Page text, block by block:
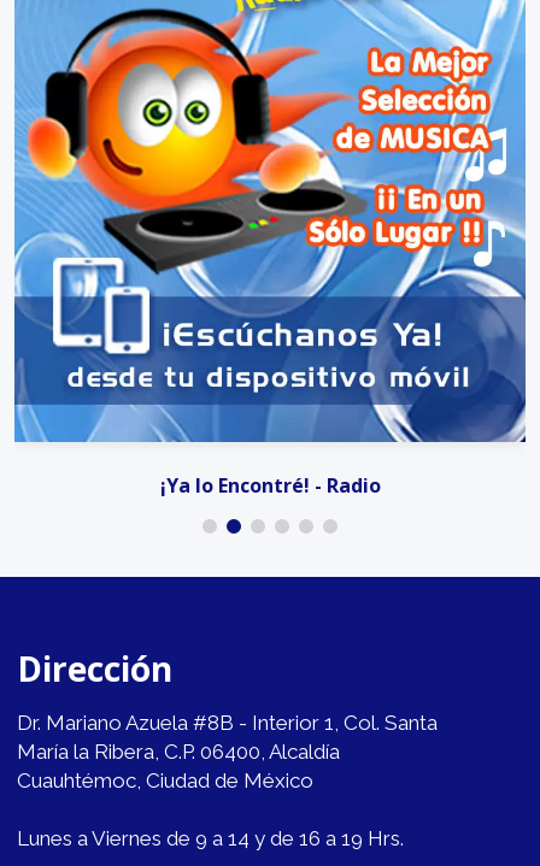
¡Ya lo Encontré! - Radio
Dirección
Dr. Mariano Azuela #8B - Interior 1, Col. Santa
María la Ribera, C.P. 06400, Alcaldía
Cuauhtémoc, Ciudad de México
Lunes a Viernes de 9 a 14 y de 16 a 19 Hrs.